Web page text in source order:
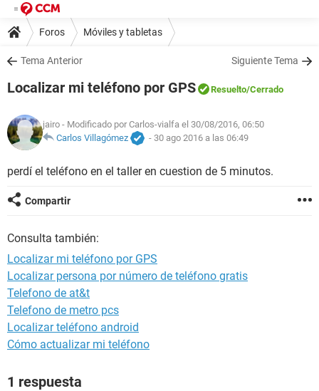
Foros Móviles y tabletas
Tema Anterior Siguiente Tema
Localizar mi teléfono por GPS Resuelto/Cerrado
jairo - Modificado por Carlos-vialfa el 30/08/2016, 06:50
Carlos Villagómez
- 30 ago 2016 a las 06:49
perdí el teléfono en el taller en cuestion de 5 minutos.
Compartir
Consulta también:
Localizar mi teléfono por GPS
Localizar persona por número de teléfono gratis
Telefono de at&t
Telefono de metro pcs
Localizar teléfono android
Cómo actualizar mi teléfono
1 respuesta